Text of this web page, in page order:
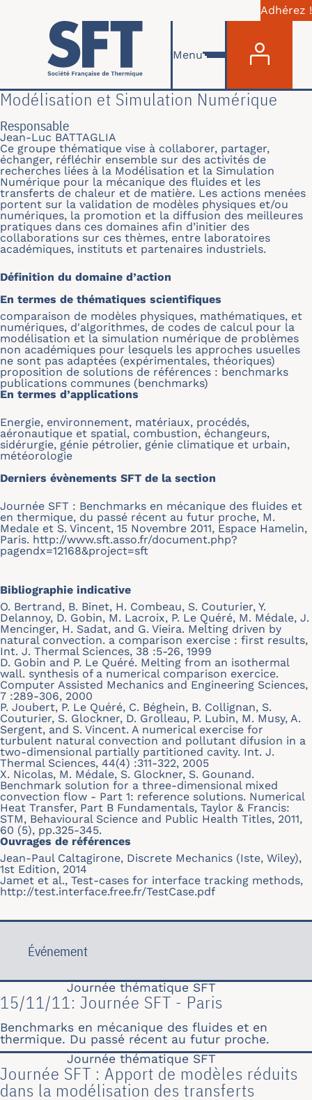
Aller au contenu principal
Adhérez !
Menu
Modélisation et Simulation Numérique
Responsable
Jean-Luc BATTAGLIA
Ce groupe thématique vise à collaborer, partager,
échanger, réfléchir ensemble sur des activités de
recherches liées à la Modélisation et la Simulation
Numérique pour la mécanique des fluides et les
transferts de chaleur et de matière. Les actions menées
portent sur la validation de modèles physiques et/ou
numériques, la promotion et la diffusion des meilleures
pratiques dans ces domaines afin d’initier des
collaborations sur ces thèmes, entre laboratoires
académiques, instituts et partenaires industriels.
Définition du domaine d’action
En termes de thématiques scientifiques
comparaison de modèles physiques, mathématiques, et
numériques, d'algorithmes, de codes de calcul pour la
modélisation et la simulation numérique de problèmes
non académiques pour lesquels les approches usuelles
ne sont pas adaptées (expérimentales, théoriques)
proposition de solutions de références : benchmarks
publications communes (benchmarks)
En termes d’applications
Energie, environnement, matériaux, procédés,
aéronautique et spatial, combustion, échangeurs,
sidérurgie, génie pétrolier, génie climatique et urbain,
météorologie
Derniers évènements SFT de la section
Journée SFT : Benchmarks en mécanique des fluides et
en thermique, du passé récent au futur proche, M.
Medale et S. Vincent, 15 Novembre 2011, Espace Hamelin,
Paris. http://www.sft.asso.fr/document.php?
pagendx=12168&project=sft
Bibliographie indicative
O. Bertrand, B. Binet, H. Combeau, S. Couturier, Y.
Delannoy, D. Gobin, M. Lacroix, P. Le Quéré, M. Médale, J.
Mencinger, H. Sadat, and G. Vieira. Melting driven by
natural convection. a comparison exercise : first results,
Int. J. Thermal Sciences, 38 :5-26, 1999
D. Gobin and P. Le Quéré. Melting from an isothermal
wall. synthesis of a numerical comparison exercice.
Computer Assisted Mechanics and Engineering Sciences,
7 :289-306, 2000
P. Joubert, P. Le Quéré, C. Béghein, B. Collignan, S.
Couturier, S. Glockner, D. Grolleau, P. Lubin, M. Musy, A.
Sergent, and S. Vincent. A numerical exercise for
turbulent natural convection and pollutant difusion in a
two-dimensional partially partitioned cavity. Int. J.
Thermal Sciences, 44(4) :311-322, 2005
X. Nicolas, M. Médale, S. Glockner, S. Gounand.
Benchmark solution for a three-dimensional mixed
convection flow - Part 1: reference solutions. Numerical
Heat Transfer, Part B Fundamentals, Taylor & Francis:
STM, Behavioural Science and Public Health Titles, 2011,
60 (5), pp.325-345.
Ouvrages de références
Jean-Paul Caltagirone, Discrete Mechanics (Iste, Wiley),
1st Edition, 2014
Jamet et al., Test-cases for interface tracking methods,
http://test.interface.free.fr/TestCase.pdf
Événement
Journée thématique SFT
15/11/11: Journée SFT - Paris
Benchmarks en mécanique des fluides et en
thermique. Du passé récent au futur proche.
Journée thématique SFT
Journée SFT : Apport de modèles réduits
dans la modélisation des transferts